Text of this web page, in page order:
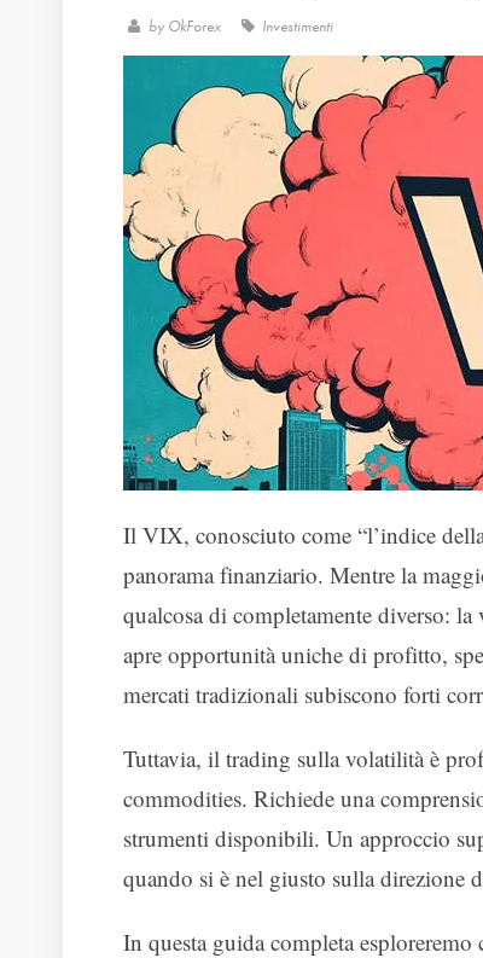
by OkForex Investimenti
Il VIX, conosciuto come “l’indice
panorama finanziario. Mentre la
qualcosa di completamente diverso:
apre opportunità uniche di profitto,
mercati tradizionali subiscono forti
Tuttavia, il trading sulla volatilità è
commodities. Richiede una
strumenti disponibili. Un approccio
quando si è nel giusto sulla direzione
In questa guida completa